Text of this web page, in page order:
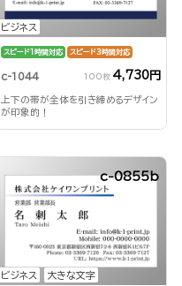
ビジネス
スピード1時間対応 スピード3時間対応
c-1044 100枚 4,730円
上下の帯が全体を引き締めるデザイン
が印象的！
ビジネス 大きな文字
c-0855b